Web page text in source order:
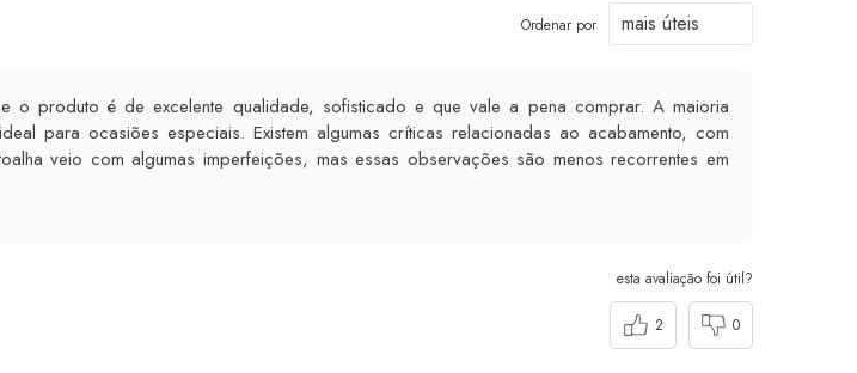
Ordenar por
o produto é de excelente qualidade, sofisticado e que vale a pena comprar. A maioria
para ocasiões especiais. Existem algumas críticas relacionadas ao acabamento, com
veio com algumas imperfeições, mas essas observações são menos recorrentes em
esta avaliação foi útil?
2 0